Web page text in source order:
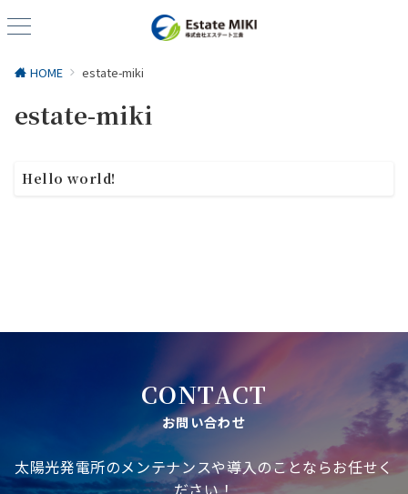
HOME estate-miki
estate-miki
Hello world!
CONTACT
お問い合わせ
太陽光発電所のメンテナンスや導入のことならお任せく
ださい！